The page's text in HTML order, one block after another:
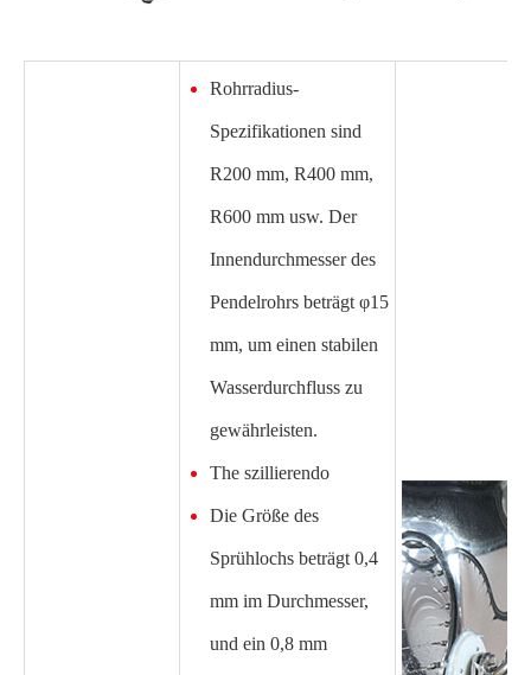
Rohrradius-
Spezifikationen sind
R200 mm, R400 mm,
R600 mm usw. Der
Innendurchmesser des
Pendelrohrs beträgt φ15
mm, um einen stabilen
Wasserdurchfluss zu
gewährleisten.
The szillierendo
Die Größe des
Sprühlochs beträgt 0,4
mm im Durchmesser,
und ein 0,8 mm